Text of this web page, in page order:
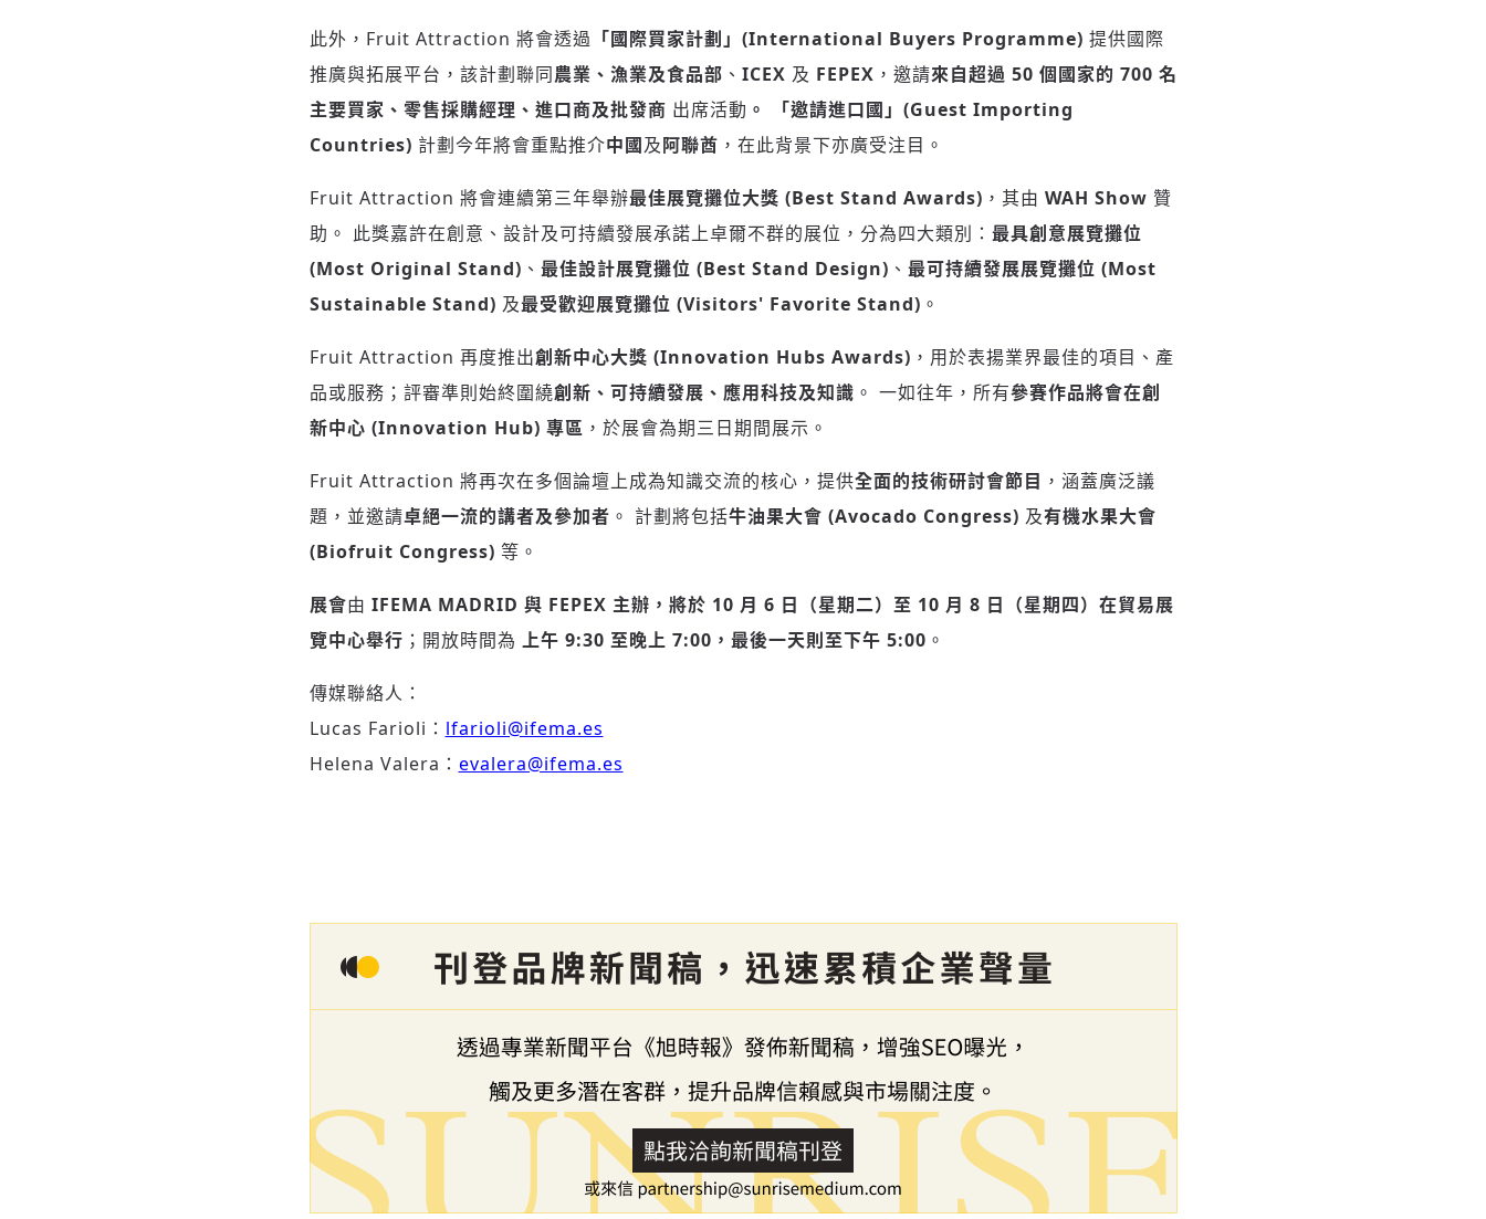
此外，Fruit Attraction 將會透過 「國際買家計劃」(International Buyers Programme) 提供國際
推廣與拓展平台，該計劃聯同農業、漁業及食品部 、 ICEX 及 FEPEX ，邀請來自超過 50 個國家的 700 名
主要買家、零售採購經理、進口商及批發商 出席活動 。
「邀請進口國」(Guest Importing
Countries) 計劃今年將會重點推介中國及阿聯酋 ，在此背景下亦廣受注目。
Fruit Attraction 將會連續第三年舉辦最佳展覽攤位大獎 (Best Stand Awards) ，其由 WAH Show 贊
助。 此獎嘉許在創意、設計及可持續發展承諾上卓爾不群的展位，分為四大類別： 最具創意展覽攤位
(Most Original Stand) 、 最佳設計展覽攤位 (Best Stand Design) 、 最可持續發展展覽攤位 (Most
Sustainable Stand) 及最受歡迎展覽攤位 (Visitors' Favorite Stand) 。
Fruit Attraction 再度推出創新中心大獎 (Innovation Hubs Awards) ，用於表揚業界最佳的項目、產
品或服務；評審準則始終圍繞創新、可持續發展、應用科技及知識 。 一如往年，所有參賽作品將會在創
新中心 (Innovation Hub) 專區 ，於展會為期三日期間展示。
Fruit Attraction 將再次在多個論壇上成為知識交流的核心，提供全面的技術研討會節目 ，涵蓋廣泛議
題，並邀請卓絕一流的講者及參加者 。 計劃將包括牛油果大會 (Avocado Congress) 及有機水果大會
(Biofruit Congress) 等。
展會由 IFEMA MADRID 與 FEPEX 主辦，將於 10 月 6 日（星期二）至 10 月 8 日（星期四）在貿易展
覽中心舉行 ；開放時間為 上午 9:30 至晚上 7:00，最後一天則至下午 5:00 。
傳媒聯絡人：
Lucas Farioli： lfarioli@ifema.es
Helena Valera： evalera@ifema.es